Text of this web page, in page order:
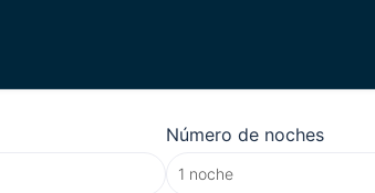
Número de noches